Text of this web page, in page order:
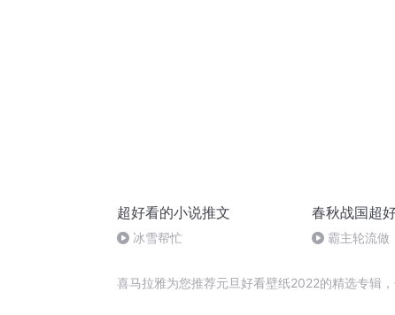
超好看的小说推文
冰雪帮忙
春秋战国超
霸主轮流做
喜马拉雅为您推荐元旦好看壁纸2022的精选专辑